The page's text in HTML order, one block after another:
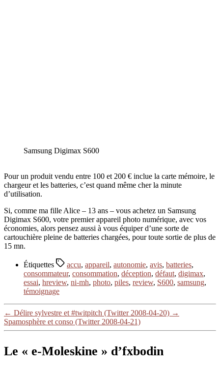
Samsung Digimax S600
Pour un produit vendu entre 100 et 200 € inclue la carte mémoire, le
chargeur et les batteries, c’est quand même cher la minute
d’utilisation.
Si, comme ma fille Alice – 13 ans – vous achetez un Samsung
Digimax S600, votre premier appareil photo numérique, avec vos
économies, alors pensez aussi à vous équiper d’une sorte de
cartouchière pleine de batteries chargées, pour toute sortie de plus de
15 mn.
Étiquettes accu, appareil, autonomie, avis, batteries,
consommateur, consommation, déception, défaut, digimax,
essai, hreview, ni-mh, photo, piles, review, S600, samsung,
témoignage
← Délire sylvestre et #twitpitch (Twitter 2008-04-20) →
Spamosphère et conso (Twitter 2008-04-21)
Le « e-Moleskine » d’fxbodin